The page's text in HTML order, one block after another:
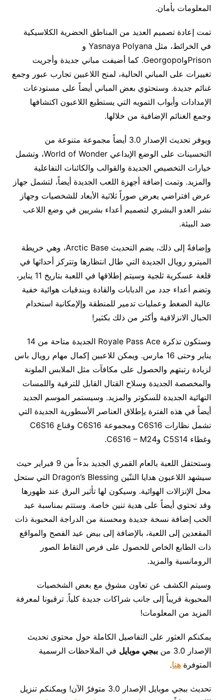
المعلومات بأمان.
تمت إعادة تصميم العديد من المناطق الحضرية الكلاسيكية
في الخرائط، مثل Yasnaya Polyana و
PrisonوGeorgopol. كما أضيفت مباني جديدة وأجريت
تغييرات على المباني الحالية، لمنح اللاعبين تجارب عبور وجمع
غنائم جديدة. وستحتوي بعض المباني أيضاً على مستودعات
الإمدادات وأبواب التمويه التي يستطيع اللاعبون اكتشافها
وجمع الغنائم الإضافية من خلالها.
ويوفر تحديث الإصدار 3.0 أيضاً مجموعة متنوعة من
التحسينات على الوضع الإبداعي World of Wonder، وتشمل
خيارات التخصيص الجديدة والقوالب والكائنات التفاعلية
والمزيد. وتمت إضافة أجهزة اللعب الجديدة أيضاً، لتشمل جهاز
عرض افتراضي يعرض صوراً ثلاثية الأبعاد للشخصيات وجهاز
نشر العدو البشري لتصميم أعداء بشريين في وضع اللاعب
ضد البيئة.
وإضافةً إلى ذلك، يضم التحديث Arctic Base، وهي خريطة
الميترو رويال الجديدة التي طال انتظارها وتتركز أحداثها في
قلعة عسكرية ثلجية وسيتم إطلاقها في اللعبة بتاريخ 11 يناير،
وتضم أعداء جدد من الدبابات والقادة وبندقيات هوائية خفية
عالية الضغط وعمليات تدمير للمنطقة وإلإمكانية استخدام
الحبال الانزلاقية وأكثر من ذلك بكثير!
وستكون تذكرة Royale Pass Ace الجديدة متاحة من 14
يناير وحتى 16 مارس. ويمكن للاعبين إكمال مهام رويال باس
لزيادة رتبتهم والحصول على مكافآت مثل الملابس الملونة
والمخصصة الجديدة وسلاح القتال القابل للترقية واللمسات
النهائية الجديدة للسكوتر والمزيد. وسيستمر الموسم الجديد
أيضاً في هذه الفترة يإطلاق العناصر الأسطورية الجديدة التي
تشمل نظارات C6S16 ومجموعة C6S16 وقناع C6S16
وغطاء C5S14 وC6S16 – M24.
وستحتفل اللعبة بالعام القمري الجديد بدءاً من 9 فبراير حيث
سيشهد اللاعبون هدايا التنّين Dragon’s Blessing التي ستحل
محل الإنزالات الهوائية. وسيكون لها تأثير البرق عند ظهورها
وقد تحتوي أيضاً على هدية تنين خاصة. وستتم بمناسبة عيد
الحب إضافة نسخة جديدة ومحسنة من الدراجة المحبوبة ذات
المقعدين إلى اللعبة، بالإضافة إلى بيض عيد الفصح والمواقع
ذات الطابع الخاص للحصول على فرص التقاط الصور
الرومانسية والمزيد.
وسيتم الكشف عن تعاون مشوق مع بعض الشخصيات
المحبوبة قريباً إلى جانب شراكات جديدة كلياً. ترقبونا لمعرفة
المزيد من المعلومات!
يمكنكم العثور على التفاصيل الكاملة حول محتوى تحديث
الإصدار 3.0 من
ببجي موبايل في الملاحظات الرسمية
المتوفرة هنا.
تحديث ببجي موبايل الإصدار 3.0 متوفرٌ الآن! ويمكنكم تنزيل